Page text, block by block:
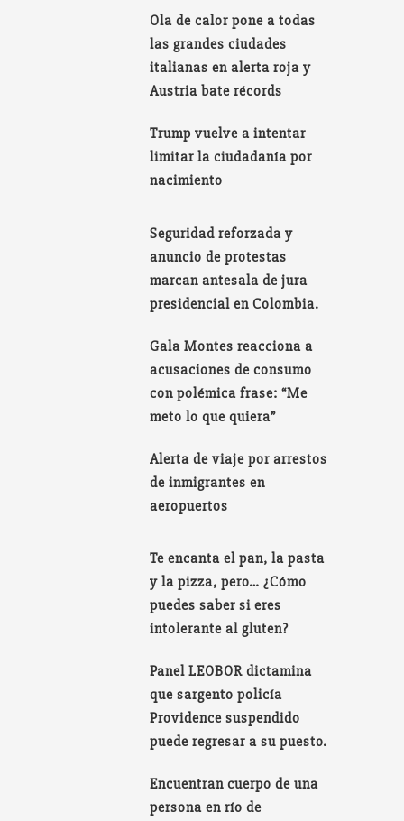
Ola de calor pone a todas
las grandes ciudades
italianas en alerta roja y
Austria bate récords
Trump vuelve a intentar
limitar la ciudadanía por
nacimiento
Seguridad reforzada y
anuncio de protestas
marcan antesala de jura
presidencial en Colombia.
Gala Montes reacciona a
acusaciones de consumo
con polémica frase: “Me
meto lo que quiera”
Alerta de viaje por arrestos
de inmigrantes en
aeropuertos
Te encanta el pan, la pasta
y la pizza, pero… ¿Cómo
puedes saber si eres
intolerante al gluten?
Panel LEOBOR dictamina
que sargento policía
Providence suspendido
puede regresar a su puesto.
Encuentran cuerpo de una
persona en río de